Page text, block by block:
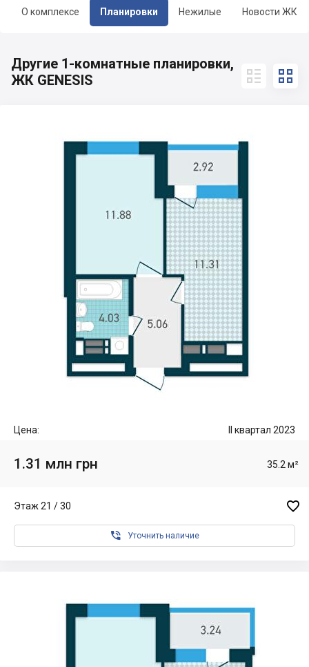
О комплексе Планировки Нежилые Новости ЖК
Другие 1-комнатные планировки,
ЖК GENESIS
 
Цена: II квартал 2023
1.31 млн грн 35.2 м²
Этаж 21 / 30 
 Уточнить наличие